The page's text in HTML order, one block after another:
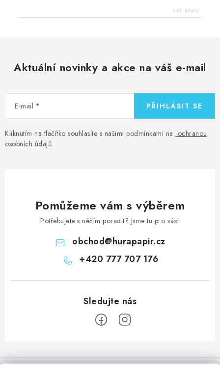
Kód: 87476
Aktuální novinky a akce na váš e-mail
E-mail
Kliknutím na tlačítko souhlasíte s našimi podmínkami na ochranou
osobních údajů.
PŘIHLÁSIT SE
Pomůžeme vám s výběrem
Potřebujete s něčím poradit? Jsme tu pro vás!
obchod@hurapapir.cz
+420 777 707 176
á